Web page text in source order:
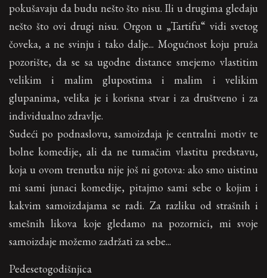
pokušavaju da budu nešto što nisu. Ili u drugima gledaju
nešto što ovi drugi nisu. Orgon u „Tartifu“ vidi svetog
čoveka, a ne svinju i tako dalje... Mogućnost koju pruža
pozorište, da se sa ugodne distance smejemo vlastitim
velikim i malim glupostima i malim i velikim
glupanima, velika je i korisna stvar i za društveno i za
individualno zdravlje.
Sudeći po podnaslovu, samoizdaja je centralni motiv te
bolne komedije, ali da ne tumačim vlastitu predstavu,
koja u ovom trenutku nije još ni gotova: ako smo uistinu
mi sami junaci komedije, pitajmo sami sebe o kojim i
kakvim samoizdajama se radi. Za razliku od strašnih i
smešnih likova koje gledamo na pozornici, mi svoje
samoizdaje možemo zadržati za sebe...
Pedesetogodišnjica